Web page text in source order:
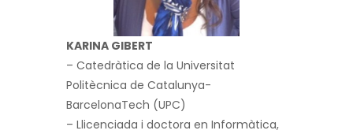
KARINA GIBERT
– Catedràtica de la Universitat
Politècnica de Catalunya-
BarcelonaTech (UPC)
– Llicenciada i doctora en Informàtica,